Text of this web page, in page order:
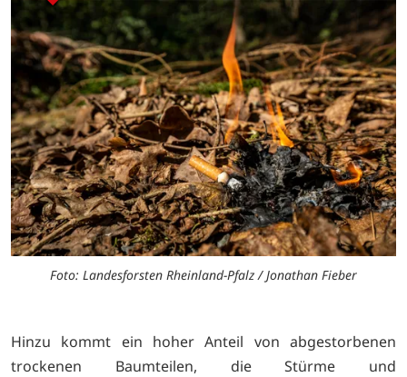
Foto: Landesforsten Rheinland-Pfalz / Jonathan Fieber
Hinzu kommt ein hoher Anteil von abgestorbenen
trockenen Baumteilen, die Stürme und